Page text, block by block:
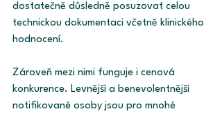
dostatečně důsledně posuzovat celou
technickou dokumentaci včetně klinického
hodnocení.
Zároveň mezi nimi funguje i cenová
konkurence. Levnější a benevolentnější
notifikované osoby jsou pro mnohé